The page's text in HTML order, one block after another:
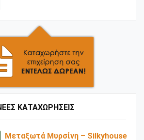
ΚΑΤΑΧΩΡΗΣΕΙΣ
Μεταξωτά Μυρσίνη – Silkyhouse